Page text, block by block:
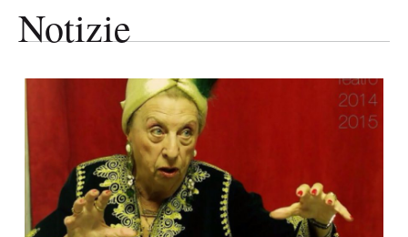
Notizie